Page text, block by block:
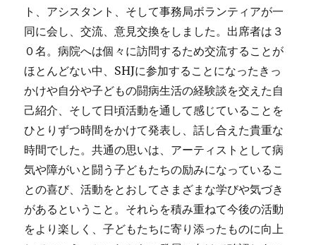
ト、アシスタント、そして事務局ボランティアが一
同に会し、交流、意見交換をしました。出席者は３
０名。病院へは個々に訪問するため交流することが
ほとんどない中、SHJに参加することになったきっ
かけや自分や子どもの闘病生活の経験談を交えた自
己紹介、そして日頃活動を通して感じていることを
ひとりずつ時間をかけて発表し、話し合えた貴重な
時間でした。共通の思いは、アーティストとして病
気や障がいと闘う子どもたちの励みになっているこ
との喜び、活動をとおしてさまざまな学びや気づき
があるということ。それらを積み重ねて今後の活動
をより楽しく、子どもたちに寄り添ったものに向上